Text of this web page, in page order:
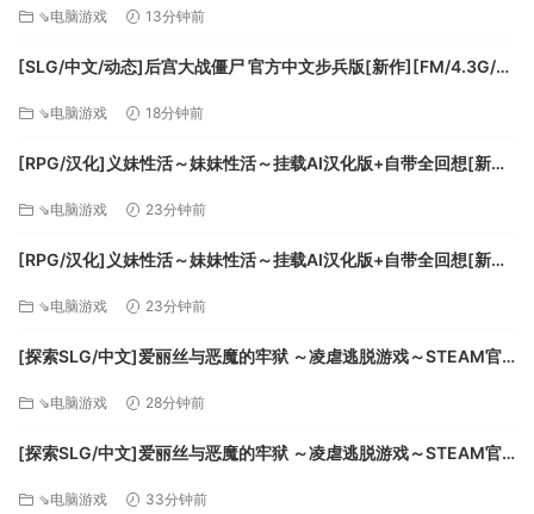
脑洞大开的谜题破解
错综复杂的情报线索
⇘电脑游戏 13分钟前
[SLG/中文/动态]后宫大战僵尸 官方中文步兵版[新作][FM/4.3G/百
⇘电脑游戏 18分钟前
[RPG/汉化]义妹性活～妹妹性活～挂载AI汉化版+自带全回想[新汉
⇘电脑游戏 23分钟前
[RPG/汉化]义妹性活～妹妹性活～挂载AI汉化版+自带全回想[新汉
⇘电脑游戏 23分钟前
[探索SLG/中文]爱丽丝与恶魔的牢狱 ～凌虐逃脱游戏～STEAM官
⇘电脑游戏 28分钟前
[探索SLG/中文]爱丽丝与恶魔的牢狱 ～凌虐逃脱游戏～STEAM官
⇘电脑游戏 33分钟前